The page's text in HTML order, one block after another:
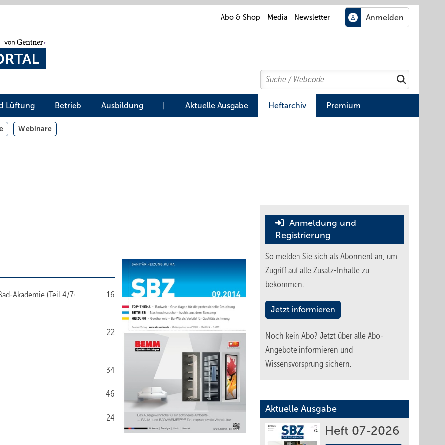
Abo & Shop Media Newsletter
Search
Suchen
Lüftung Betrieb Ausbildung Aktuelle Ausgabe Heftarchiv Premium
Webinare
16
Akademie (Teil 4/7)
22
34
46
24
Anmeldung und
Registrierung
So melden Sie sich als Abonnent an, um
Zugriff auf alle Zusatz-Inhalte zu
bekommen.
Jetzt informieren
Noch kein Abo? Jetzt über alle Abo-
Angebote informieren und
Wissensvorsprung sichern.
Aktuelle Ausgabe
Heft 07-2026